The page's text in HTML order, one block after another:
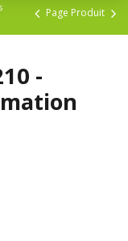
Page Produit
-